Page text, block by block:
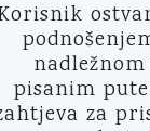
pisanim
za